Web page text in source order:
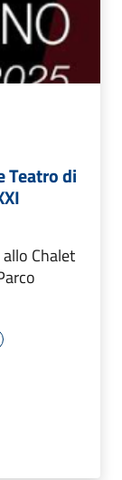
Teatro di
Chalet